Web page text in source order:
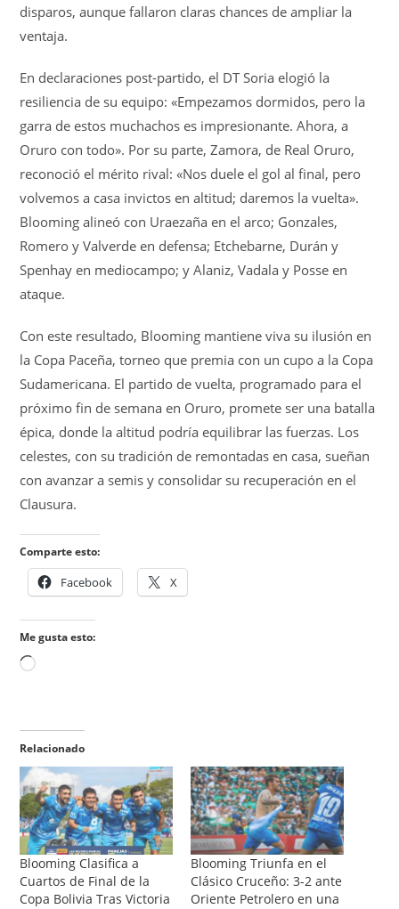
disparos, aunque fallaron claras chances de ampliar la
ventaja.
En declaraciones post-partido, el DT Soria elogió la
resiliencia de su equipo: «Empezamos dormidos, pero la
garra de estos muchachos es impresionante. Ahora, a
Oruro con todo». Por su parte, Zamora, de Real Oruro,
reconoció el mérito rival: «Nos duele el gol al final, pero
volvemos a casa invictos en altitud; daremos la vuelta».
Blooming alineó con Uraezaña en el arco; Gonzales,
Romero y Valverde en defensa; Etchebarne, Durán y
Spenhay en mediocampo; y Alaniz, Vadala y Posse en
ataque.
Con este resultado, Blooming mantiene viva su ilusión en
la Copa Paceña, torneo que premia con un cupo a la Copa
Sudamericana. El partido de vuelta, programado para el
próximo fin de semana en Oruro, promete ser una batalla
épica, donde la altitud podría equilibrar las fuerzas. Los
celestes, con su tradición de remontadas en casa, sueñan
con avanzar a semis y consolidar su recuperación en el
Clausura.
Comparte esto:
Facebook X
Me gusta esto:
Relacionado
Blooming Clasifica a
Cuartos de Final de la
Copa Bolivia Tras Victoria
Blooming Triunfa en el
Clásico Cruceño: 3-2 ante
Oriente Petrolero en una